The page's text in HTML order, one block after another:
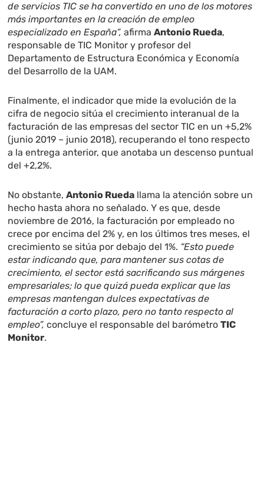
de servicios TIC se ha convertido en uno de los motores
más importantes en la creación de empleo
especializado en España”,afirmaAntonio Rueda,
responsable de TIC Monitor y profesor del
Departamento de Estructura Económica y Economía
del Desarrollo de la UAM.
Finalmente, el indicador que mide la evolución de la
cifra de negocio sitúa el crecimiento interanual de la
facturación de las empresas del sector TIC en un +5,2%
(junio 2019 – junio 2018), recuperando el tono respecto
a la entrega anterior, que anotaba un descenso puntual
del +2,2%.
No obstante,Antonio Rueda llama la atención sobre un
hecho hasta ahora no señalado. Y es que, desde
noviembre de 2016, la facturación por empleado no
crece por encima del 2% y, en los últimos tres meses, el
crecimiento se sitúa por debajo del 1%. “Esto puede
estar indicando que, para mantener sus cotas de
crecimiento, el sector está sacrificando sus márgenes
empresariales; lo que quizá pueda explicar que las
empresas mantengandulces expectativas de
facturación a corto plazo, pero no tanto respecto al
empleo”, concluye el responsable del barómetroTIC
Monitor.